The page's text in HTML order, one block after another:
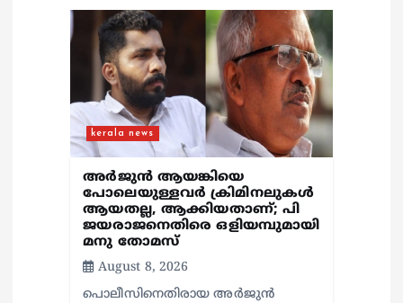
kerala news
അർജുൻ ആയങ്കിയെ
പോലെയുള്ളവർ ക്രിമിനലുകൾ
ആയതല്ല, ആക്കിയതാണ്; പി
ജയരാജനെതിരെ ഒളിയമ്പുമായി
മനു തോമസ്
August 8, 2026
പൊലീസിനെതിരായ അർജുൻ